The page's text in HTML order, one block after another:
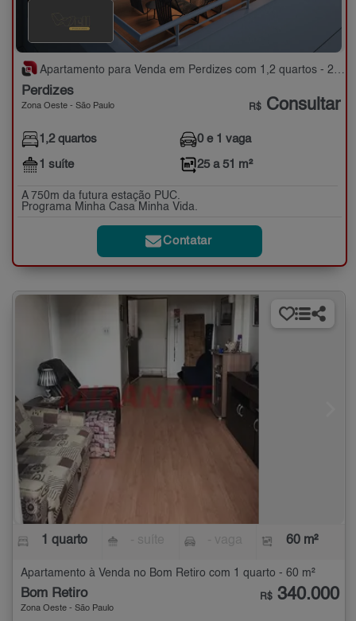
Apartamento para Venda em Perdizes com 1,2 quartos - 25 a 51 m²
Perdizes
Zona Oeste - São Paulo R$ Consultar
1,2 quartos
1 suíte
0 e 1 vaga
25 a 51 m²
A 750m da futura estação PUC.
Programa Minha Casa Minha Vida.
Contatar
1 quarto 60 m²
Apartamento à Venda no Bom Retiro com 1 quarto - 60 m²
Bom Retiro
Zona Oeste - São Paulo
R$ 340.000